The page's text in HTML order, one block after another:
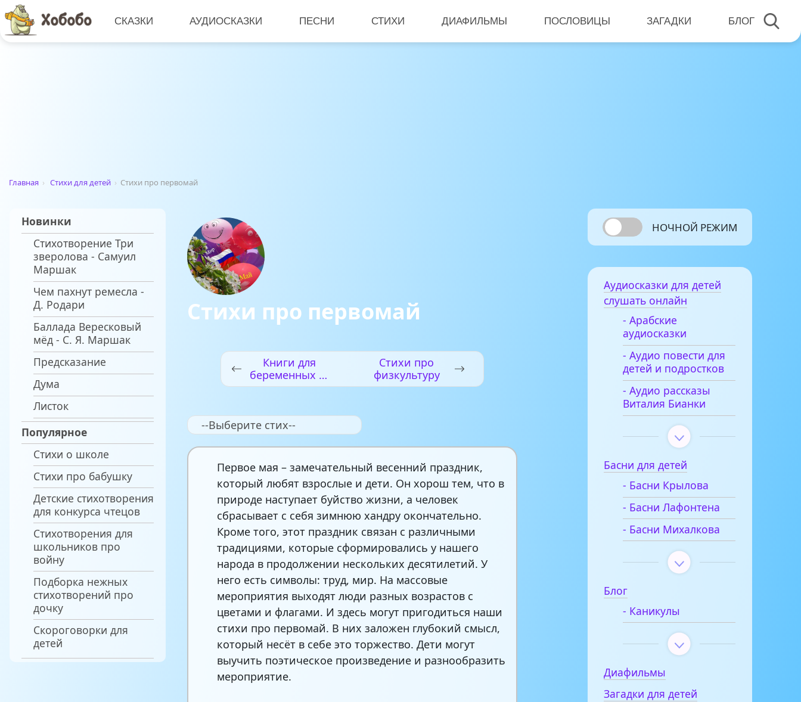
СКАЗКИ АУДИОСКАЗКИ ПЕСНИ СТИХИ ДИАФИЛЬМЫ ПОСЛОВИЦЫ ЗАГАДКИ БЛОГ
Главная › Стихи для детей › Стихи про первомай
Новинки
Стихотворение Три
зверолова - Самуил
Маршак
Чем пахнут ремесла -
Д. Родари
Баллада Вересковый
мёд - С. Я. Маршак
Предсказание
Дума
Листок
Популярное
Стихи о школе
Стихи про бабушку
Детские стихотворения
для конкурса чтецов
Стихотворения для
школьников про
войну
Подборка нежных
стихотворений про
дочку
Скороговорки для
детей
Стихи про первомай
Книги для
беременных —
что, как и
будущему
малышу?
Стихи про
физкультуру
--Выберите стих--
Первое мая – замечательный весенний праздник,
который любят взрослые и дети. Он хорош тем, что в
природе наступает буйство жизни, а человек
сбрасывает с себя зимнюю хандру окончательно.
Кроме того, этот праздник связан с различными
традициями, которые сформировались у нашего
народа в продолжении нескольких десятилетий. У
него есть символы: труд, мир. На массовые
мероприятия выходят люди разных возрастов с
цветами и флагами. И здесь могут пригодиться наши
стихи про первомай. В них заложен глубокий смысл,
который несёт в себе это торжество. Дети могут
выучить поэтическое произведение и разнообразить
мероприятие.
НОЧНОЙ РЕЖИМ
Аудиосказки для детей
слушать онлайн
- Арабские
аудиосказки
- Аудио повести для
детей и подростков
- Аудио рассказы
Виталия Бианки
Басни для детей
- Басни Крылова
- Басни Лафонтена
- Басни Михалкова
Блог
- Каникулы
Диафильмы
Загадки для детей